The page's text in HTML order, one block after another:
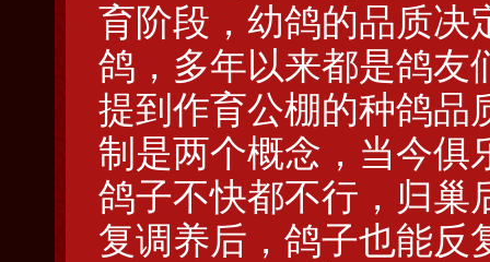
育阶段，幼鸽的品质决
鸽，多年以来都是鸽友
提到作育公棚的种鸽品
制是两个概念，当今俱
鸽子不快都不行，归巢
复调养后，鸽子也能反